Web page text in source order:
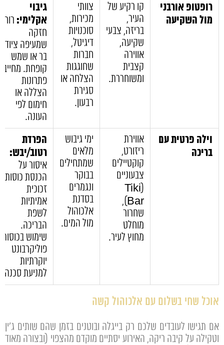
רופטופ אורבני
מול השקיעה
קו רקיע של
העיר,
בריזה, צבעי
שקיעה,
אווירה
קצבית
ומשוחררת.
צוותי
מכירות,
סוכנויות
דיגיטל,
חברות
שחוגגות
הצלחה או
סגירת
רבעון.
גיבוי
אקלימי: רוח
חזקה
שמעיפה ציוד
בר או שמש
קופחת. מחייב
פתרונות
הצללה או
חימום לפי
העונה.
וילה פרטית עם
בריכה
אווירת
ריזורט,
קוקטיילים
צבעוניים
(Tiki
Bar),
שחרור
מוחלט
מחוץ לעיר.
ימי גיבוש
מלאים
שמתחילים
בבוקר
ונגמרים
בסדנת
אלכוהול
מול המים.
הפרדת
רטוב/יבש:
איסור על
הכנסת כוסות
זכוכית
אמיתיות
לשפת
הבריכה.
שימוש בכוסות
פוליקרבונט
יוקרתיות
למניעת סכנה.
אוכל שחי בשלום עם אלכוהול קשה
אם תגישו לעובדים שלכם רק בייגלה ובוטנים בזמן שהם שותים ג'ין
וטקילה על קיבה ריקה, האירוע יסתיים מוקדם מהצפוי (ובצורה מאוד